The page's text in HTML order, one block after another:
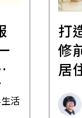
活
打
修
居